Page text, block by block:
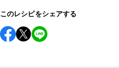
このレシピをシェアする